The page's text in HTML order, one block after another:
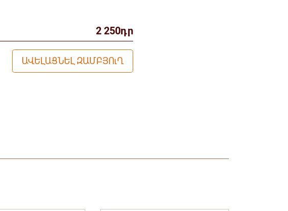
2 250դր
ԱՎԵԼԱՑՆԵԼ ԶԱՄԲՅՈւՂ